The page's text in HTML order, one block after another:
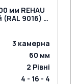
мм REHAU
(RAL 9016) з
3 камерна
60 мм
2 Рівні
4 - 16 - 4